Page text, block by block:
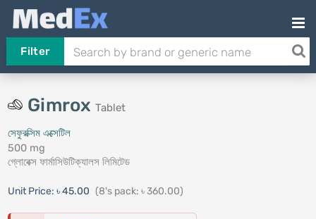
Filter
Gimrox Tablet
সেফুরক্সিম এক্সেটিল
500 mg
গ্লোবেক্স ফার্মাসিউটিক্যালস লিমিটেড
Unit Price: ৳ 45.00 (8's pack: ৳ 360.00)